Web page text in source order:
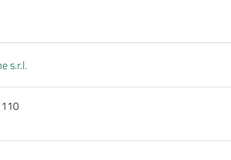
s.r.l.
110